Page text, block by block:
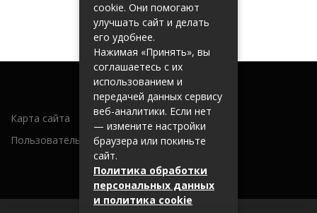
Карта сайта
Пользовательское соглашение
cookie. Они помогают
улучшать сайт и делать
его удобнее.
Нажимая «Принять», вы
соглашаетесь с их
использованием и
передачей данных сервису
веб-аналитики. Если нет
— измените настройки
браузера или покиньте
сайт.
Политика обработки
персональных данных
и политика cookie